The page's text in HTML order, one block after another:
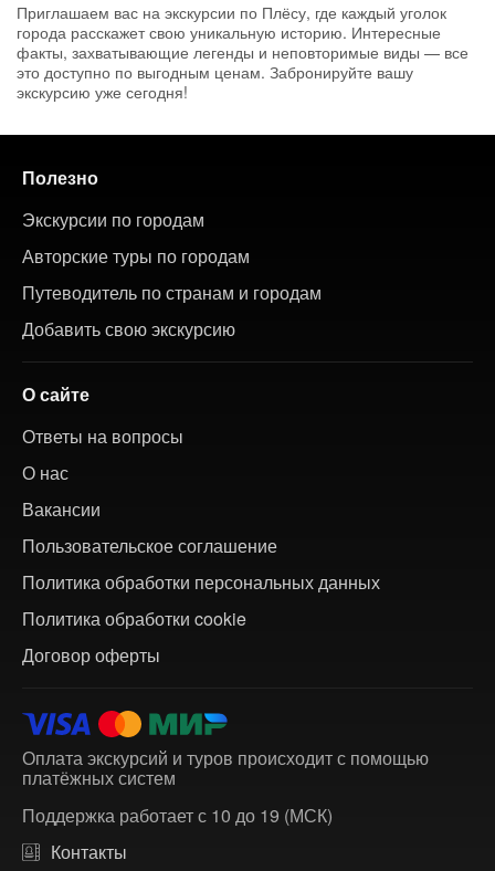
Приглашаем вас на экскурсии по Плёсу, где каждый уголок
города расскажет свою уникальную историю. Интересные
факты, захватывающие легенды и неповторимые виды — все
это доступно по выгодным ценам. Забронируйте вашу
экскурсию уже сегодня!
Полезно
Экскурсии по городам
Авторские туры по городам
Путеводитель по странам и городам
Добавить свою экскурсию
О сайте
Ответы на вопросы
О нас
Вакансии
Пользовательское соглашение
Политика обработки персональных данных
Политика обработки cookie
Договор оферты
Оплата экскурсий и туров происходит с помощью
платёжных систем
Поддержка работает с 10 до 19 (МСК)
Контакты